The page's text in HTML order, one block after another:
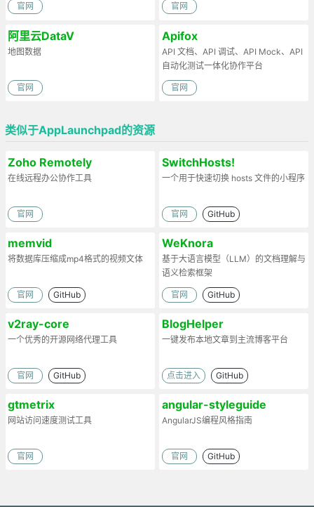
官网 官网
阿里云DataV
地图数据
官网
Apifox
API 文档、API 调试、API Mock、API
自动化测试一体化协作平台
官网
类似于AppLaunchpad的资源
Zoho Remotely
在线远程办公协作工具
官网
SwitchHosts!
一个用于快速切换 hosts 文件的小程序
官网 GitHub
memvid
将数据库压缩成mp4格式的视频文体
官网 GitHub
WeKnora
基于大语言模型（LLM）的文档理解与
语义检索框架
官网 GitHub
v2ray-core
一个优秀的开源网络代理工具
官网 GitHub
BlogHelper
一键发布本地文章到主流博客平台
点击进入 GitHub
gtmetrix
网站访问速度测试工具
官网
angular-styleguide
AngularJS编程风格指南
官网 GitHub